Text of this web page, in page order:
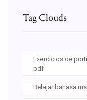
Tag Clouds
Exercicios de
pdf
Belajar bahasa